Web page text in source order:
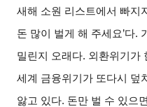
새해 소원 리스트에서 빠지
돈 많이 벌게 해 주세요’다.
밀린지 오래다. 외환위기가
세계 금융위기가 또다시 덮
앓고 있다. 돈만 벌 수 있으